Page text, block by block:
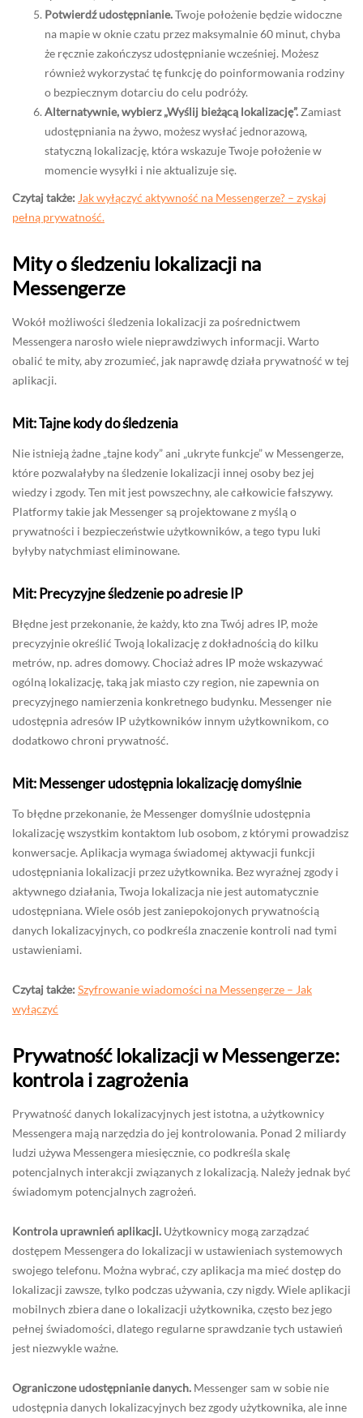
Potwierdź udostępnianie.Twoje położenie będzie widoczne
na mapie w oknie czatu przez maksymalnie 60 minut, chyba
że ręcznie zakończysz udostępnianie wcześniej. Możesz
również wykorzystać tę funkcję do poinformowania rodziny
o bezpiecznym dotarciu do celu podróży.
Alternatywnie, wybierz „Wyślij bieżącą lokalizację”. Zamiast
udostępniania na żywo, możesz wysłać jednorazową,
statyczną lokalizację, która wskazuje Twoje położenie w
momencie wysyłki i nie aktualizuje się.
Czytaj także: Jak wyłączyć aktywność na Messengerze? – zyskaj
pełną prywatność.
Mity o śledzeniu lokalizacji na
Messengerze
Wokół możliwości śledzenia lokalizacji za pośrednictwem
Messengera narosło wiele nieprawdziwych informacji. Warto
obalić te mity, aby zrozumieć, jak naprawdę działa prywatność w tej
aplikacji.
Mit: Tajne kody do śledzenia
Nie istnieją żadne „tajne kody” ani „ukryte funkcje” w Messengerze,
które pozwalałyby na śledzenie lokalizacji innej osoby bez jej
wiedzy i zgody. Ten mit jest powszechny, ale całkowicie fałszywy.
Platformy takie jak Messenger są projektowane z myślą o
prywatności i bezpieczeństwie użytkowników, a tego typu luki
byłyby natychmiast eliminowane.
Mit: Precyzyjne śledzenie po adresie IP
Błędne jest przekonanie, że każdy, kto zna Twój adres IP, może
precyzyjnie określić Twoją lokalizację z dokładnością do kilku
metrów, np. adres domowy. Chociaż adres IP może wskazywać
ogólną lokalizację, taką jak miasto czy region, nie zapewnia on
precyzyjnego namierzenia konkretnego budynku. Messenger nie
udostępnia adresów IP użytkowników innym użytkownikom, co
dodatkowo chroni prywatność.
Mit: Messenger udostępnia lokalizację domyślnie
To błędne przekonanie, że Messenger domyślnie udostępnia
lokalizację wszystkim kontaktom lub osobom, z którymi prowadzisz
konwersacje. Aplikacja wymaga świadomej aktywacji funkcji
udostępniania lokalizacji przez użytkownika. Bez wyraźnej zgody i
aktywnego działania, Twoja lokalizacja nie jest automatycznie
udostępniana. Wiele osób jest zaniepokojonych prywatnością
danych lokalizacyjnych, co podkreśla znaczenie kontroli nad tymi
ustawieniami.
Czytaj także: Szyfrowanie wiadomości na Messengerze – Jak
wyłączyć
Prywatność lokalizacji w Messengerze:
kontrola i zagrożenia
Prywatność danych lokalizacyjnych jest istotna, a użytkownicy
Messengera mają narzędzia do jej kontrolowania. Ponad 2 miliardy
ludzi używa Messengera miesięcznie, co podkreśla skalę
potencjalnych interakcji związanych z lokalizacją. Należy jednak być
świadomym potencjalnych zagrożeń.
Kontrola uprawnień aplikacji. Użytkownicy mogą zarządzać
dostępem Messengera do lokalizacji w ustawieniach systemowych
swojego telefonu. Można wybrać, czy aplikacja ma mieć dostęp do
lokalizacji zawsze, tylko podczas używania, czy nigdy. Wiele aplikacji
mobilnych zbiera dane o lokalizacji użytkownika, często bez jego
pełnej świadomości, dlatego regularne sprawdzanie tych ustawień
jest niezwykle ważne.
Ograniczone udostępnianie danych. Messenger sam w sobie nie
udostępnia danych lokalizacyjnych bez zgody użytkownika, ale inne